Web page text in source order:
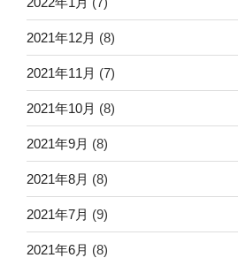
2021年12月 (8)
2021年11月 (7)
2021年10月 (8)
2021年9月 (8)
2021年8月 (8)
2021年7月 (9)
2021年6月 (8)